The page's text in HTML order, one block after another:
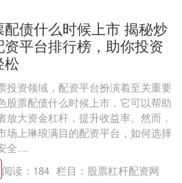
配债什么时候上市 揭秘炒
资平台排行榜，助你投资
松
投资领域，配资平台扮演着至关重要
股票配债什么时候上市，它可以帮助
放大资金杠杆，提升收益率。然而，
场上琳琅满目的配资平台，如何选择
全....
阅读： 184 栏目： 股票杠杆配资网